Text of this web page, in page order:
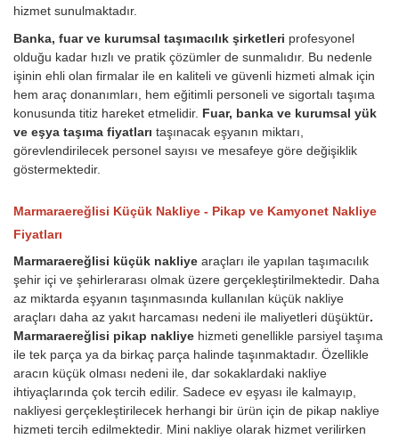
hizmet sunulmaktadır.
Banka, fuar ve kurumsal taşımacılık şirketleri profesyonel
olduğu kadar hızlı ve pratik çözümler de sunmalıdır. Bu nedenle
işinin ehli olan firmalar ile en kaliteli ve güvenli hizmeti almak için
hem araç donanımları, hem eğitimli personeli ve sigortalı taşıma
konusunda titiz hareket etmelidir. Fuar, banka ve kurumsal yük
ve eşya taşıma fiyatları taşınacak eşyanın miktarı,
görevlendirilecek personel sayısı ve mesafeye göre değişiklik
göstermektedir.
Marmaraereğlisi Küçük Nakliye - Pikap ve Kamyonet Nakliye
Fiyatları
Marmaraereğlisi küçük nakliye araçları ile yapılan taşımacılık
şehir içi ve şehirlerarası olmak üzere gerçekleştirilmektedir. Daha
az miktarda eşyanın taşınmasında kullanılan küçük nakliye
araçları daha az yakıt harcaması nedeni ile maliyetleri düşüktür.
Marmaraereğlisi pikap nakliye hizmeti genellikle parsiyel taşıma
ile tek parça ya da birkaç parça halinde taşınmaktadır. Özellikle
aracın küçük olması nedeni ile, dar sokaklardaki nakliye
ihtiyaçlarında çok tercih edilir. Sadece ev eşyası ile kalmayıp,
nakliyesi gerçekleştirilecek herhangi bir ürün için de pikap nakliye
hizmeti tercih edilmektedir. Mini nakliye olarak hizmet verilirken